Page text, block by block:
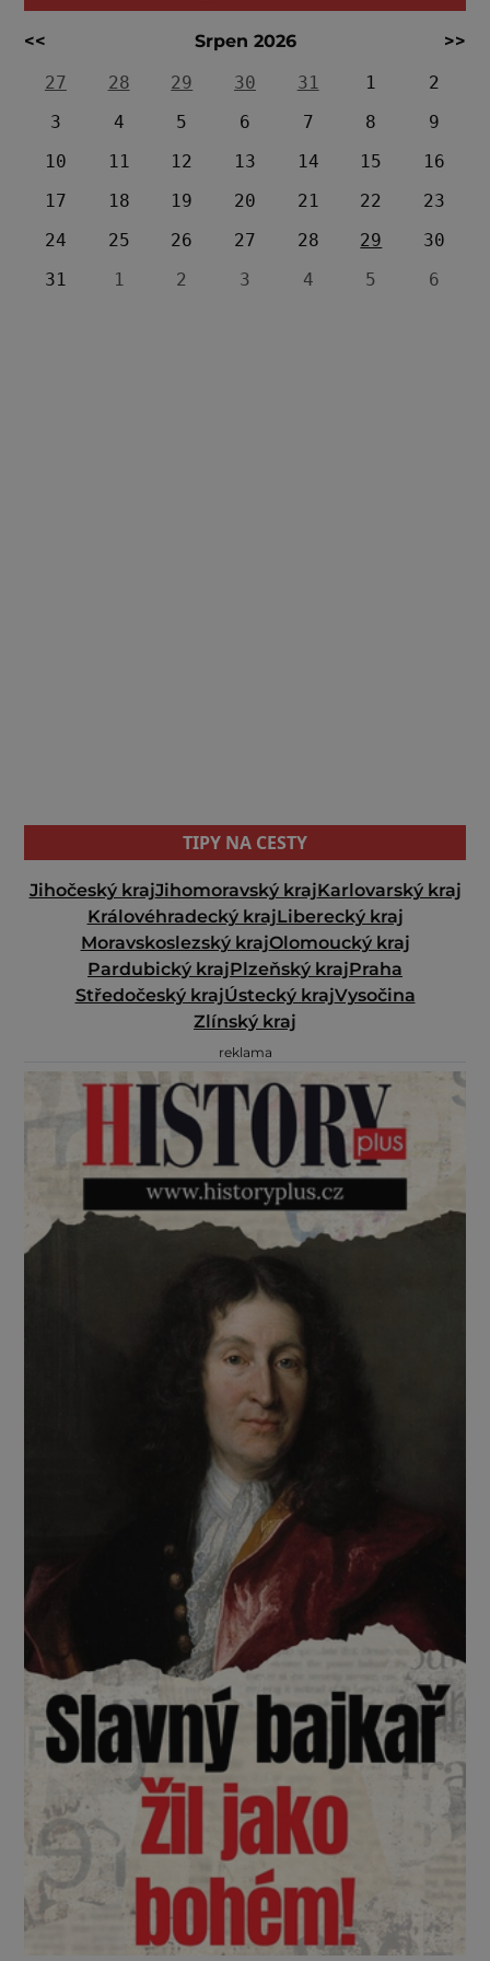
<< Srpen 2026
>>
27
28 29 30 31 1
2
3
4 5 6 7 8
9
10
11 12 13 14 15
16
17
18 19 20 21 22
23
24
25 26 27 28 29
30
31
1 2 3 4 5 6
TIPY NA CESTY
Jihočeský krajJihomoravský krajKarlovarský kraj
Královéhradecký krajLiberecký kraj
Moravskoslezský krajOlomoucký kraj
Pardubický krajPlzeňský krajPraha
Středočeský krajÚstecký krajVysočina
Zlínský kraj
reklama